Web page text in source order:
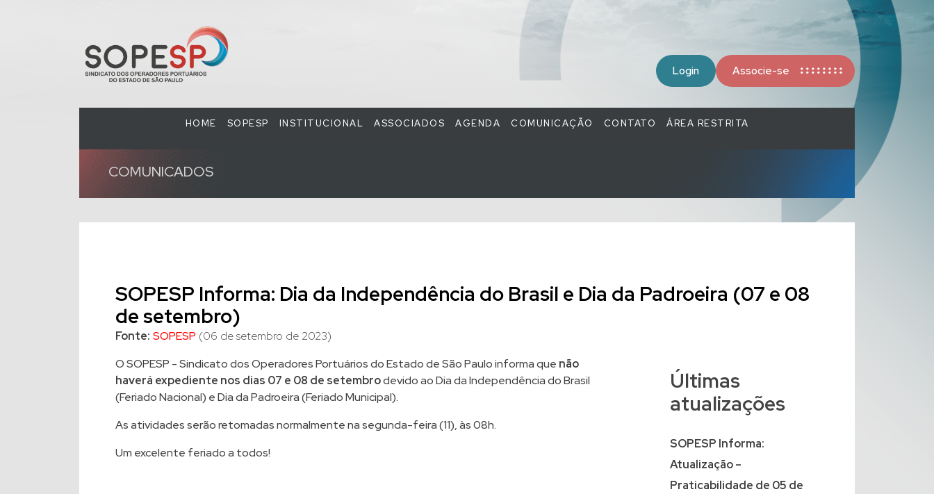
Login Associe-se
HOME SOPESP INSTITUCIONAL ASSOCIADOS AGENDA COMUNICAÇÃO CONTATO ÁREA RESTRITA
COMUNICADOS
SOPESP Informa: Dia da Independência do Brasil e Dia da Padroeira (07 e 08
de setembro)
Fonte: SOPESP (06 de setembro de 2023)
O SOPESP - Sindicato dos Operadores Portuários do Estado de São Paulo informa que não
haverá expediente nos dias 07 e 08 de setembrodevido ao Dia da Independência do Brasil
(Feriado Nacional) e Dia da Padroeira (Feriado Municipal).
As atividades serão retomadas normalmente na segunda-feira (11), às 08h.
Um excelente feriado a todos!
Últimas
atualizações
SOPESP Informa:
Atualização –
Praticabilidade de 05 de